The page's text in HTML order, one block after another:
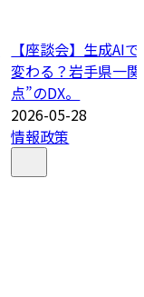
【座談会】生成AI
変わる？岩手県一
点”のDX。
2026-05-28
情報政策